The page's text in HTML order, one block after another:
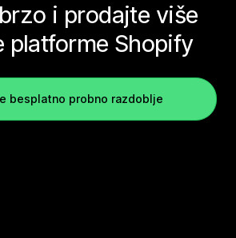
i prodajte više
platforme Shopify
besplatno probno razdoblje